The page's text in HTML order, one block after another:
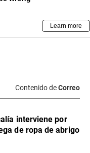
Contenido deCorreo
interviene por
de ropa de abrigo